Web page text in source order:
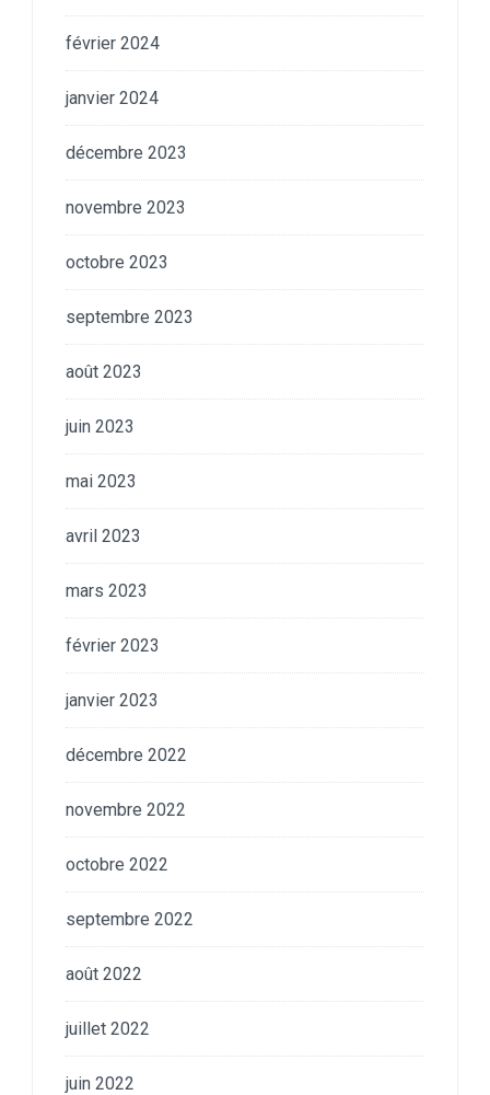
février 2024
janvier 2024
décembre 2023
novembre 2023
octobre 2023
septembre 2023
août 2023
juin 2023
mai 2023
avril 2023
mars 2023
février 2023
janvier 2023
décembre 2022
novembre 2022
octobre 2022
septembre 2022
août 2022
juillet 2022
juin 2022